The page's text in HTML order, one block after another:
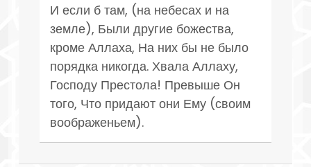
И если б там, (на небесах и на
земле), Были другие божества,
кроме Аллаха, На них бы не было
порядка никогда. Хвала Аллаху,
Господу Престола! Превыше Он
того, Что придают они Ему (своим
воображеньем).